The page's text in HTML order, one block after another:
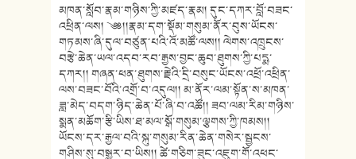
མཁན་སློབ་རྣམ་གཉིས་ཀྱི་མཛད་རྣམ། དུང་དཀར་བློ་བཟང་
འཕྲིན་ལས། ༄༅།།རྣམ་དག་སྡོམ་གསུམ་ནོར་བུས་ཡོངས་
གཏམས་ཞི་དུལ་བཙུན་པའི་འོ་མཚོ་ལས།། ལེགས་འཁྲུངས་
བརྩེ་ཆེན་ཡལ་འདབ་རབ་རྒྱས་བྱང་ཆུབ་ཐུགས་ཀྱི་པདྨ་
དཀར།། གཞན་ཕན་ཐུགས་རྗེའི་དྲི་བསུང་ཡོངས་འཕྲོ་འཕྲིན་
ལས་བཟང་བོའི་འགྲོ་བ་འདུལ།། མ་ནོར་ལམ་སྟོན་ས་མཁན་
ཟླ་མེད་བདག་ཉིད་ཆེན་པོ་ཞི་བ་འཚོ།། ཟབ་ལམ་རིམ་གཉིས་
སྨན་མཆོག་རྩི་ཡིས་ཐ་མལ་སྒོ་གསུམ་ལྕགས་ཀྱི་ཁམས།།
ཡོངས་དར་རྒྱལ་བའི་སྐུ་གསུམ་རིན་ཆེན་གསེར་སྦྱངས་
གཤིས་སུ་བསྒྱུར་བ་ཡིས།། ཚེ་གཅིག་ཟུང་འཇུག་གོ་འཕང་